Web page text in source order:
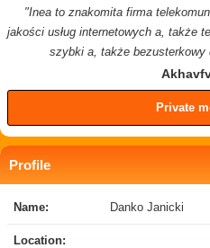
"Inea to znakomita firma
jakości usług internetowych a, także
szybki a, także
Private
Profile
Name: Danko Janicki
Location: